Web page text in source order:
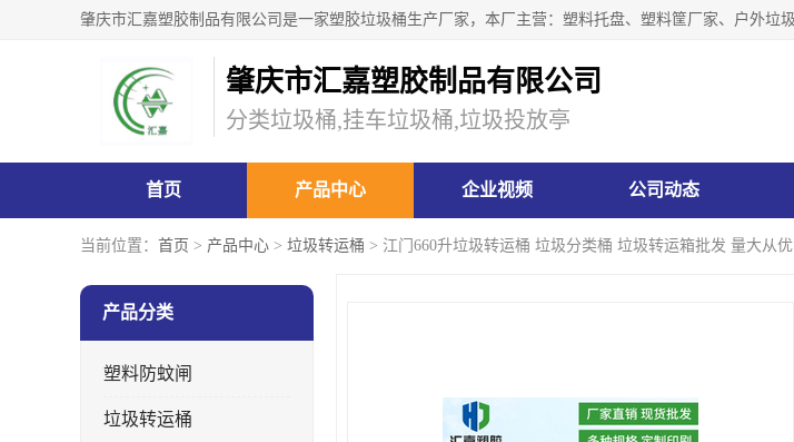
肇庆市汇嘉塑胶制品有限公司
分类垃圾桶,挂车垃圾桶,垃圾投放亭
首页 产品中心 企业视频 公司动态
当前位置： 首页 > 产品中心 > 垃圾转运桶 > 江门660升垃圾转运桶 垃圾分类桶 垃圾转运箱批发 量大从优
产品分类
塑料防蚊闸
垃圾转运桶